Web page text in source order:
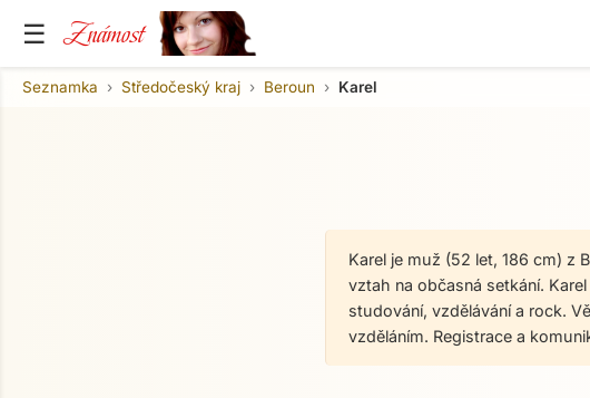
☰ Známost
Seznamka Středočeský kraj Beroun Karel
Karel je muž (52 let, 186 cm) z
vztah na občasná setkání.
studování, vzdělávání a rock.
vzděláním. Registrace a